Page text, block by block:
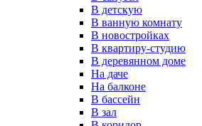
В детскую
В ванную комнату
В новостройках
В квартиру-студию
В деревянном доме
На даче
На балконе
В бассейн
В зал